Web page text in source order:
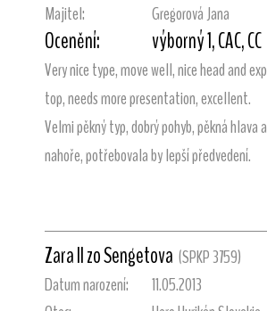
Majitel:
Gregorová Jana
Ocenění: výborný 1, CAC, CC
Very nice type, move well, nice head and
top, needs more presentation, excellent.
Velmi pěkný typ, dobrý pohyb, pěkná hlava
nahoře, potřebovala by lepší předvedení.
Zara II zo Sengetova (SPKP 3759)
Datum narození:
11.05.2013